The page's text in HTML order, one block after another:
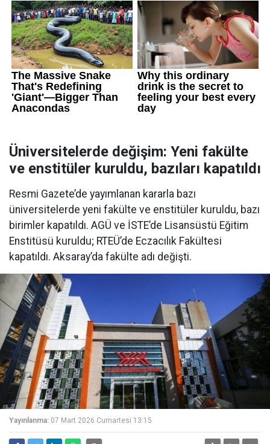
Üniversitelerde değişim: Yeni fakülte
ve enstitüler kuruldu, bazıları kapatıldı
Resmi Gazete’de yayımlanan kararla bazı
üniversitelerde yeni fakülte ve enstitüler kuruldu, bazı
birimler kapatıldı. AGÜ ve İSTE’de Lisansüstü Eğitim
Enstitüsü kuruldu; RTEÜ’de Eczacılık Fakültesi
kapatıldı. Aksaray’da fakülte adı değişti.
Yayınlanma: 07 Mart 2026 Cumartesi 13:15